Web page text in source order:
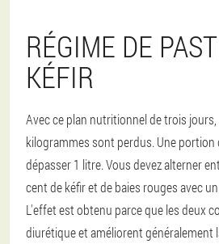
RÉGIME DE
KÉFIR
Avec ce plan nutritionnel de trois
kilogrammes sont perdus. Une portion
dépasser 1 litre. Vous devez alterner
cent de kéfir et de baies rouges avec
L'effet est obtenu parce que les deux
diurétique et améliorent généralement